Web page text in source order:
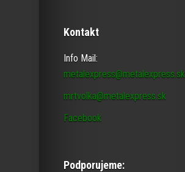
Kontakt
Info Mail:
metalexpress@metalexpress.sk
mrtvolka@metalexpress.sk
Facebook
Podporujeme: